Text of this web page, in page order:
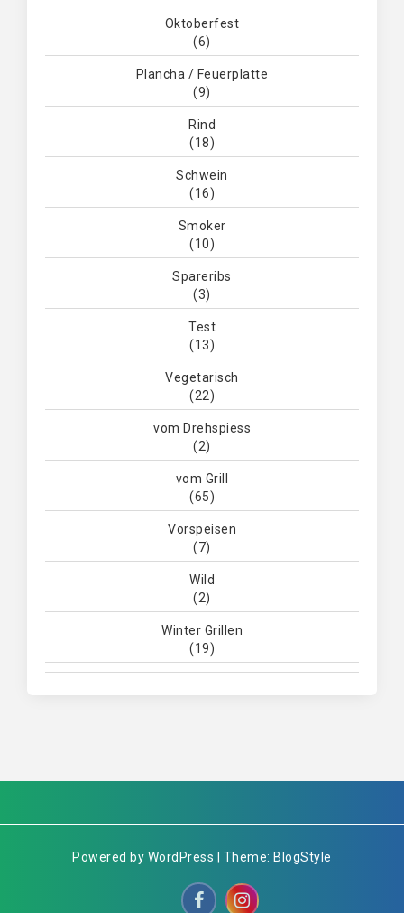
Oktoberfest
(6)
Plancha / Feuerplatte
(9)
Rind
(18)
Schwein
(16)
Smoker
(10)
Spareribs
(3)
Test
(13)
Vegetarisch
(22)
vom Drehspiess
(2)
vom Grill
(65)
Vorspeisen
(7)
Wild
(2)
Winter Grillen
(19)
Powered by WordPress | Theme: BlogStyle